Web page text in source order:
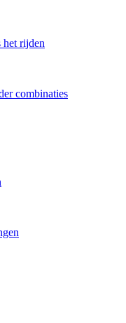
rijden
combinaties